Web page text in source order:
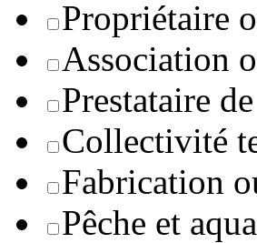
Propriétaire
Association
Prestataire
Collectivité
Fabrication
Pêche et